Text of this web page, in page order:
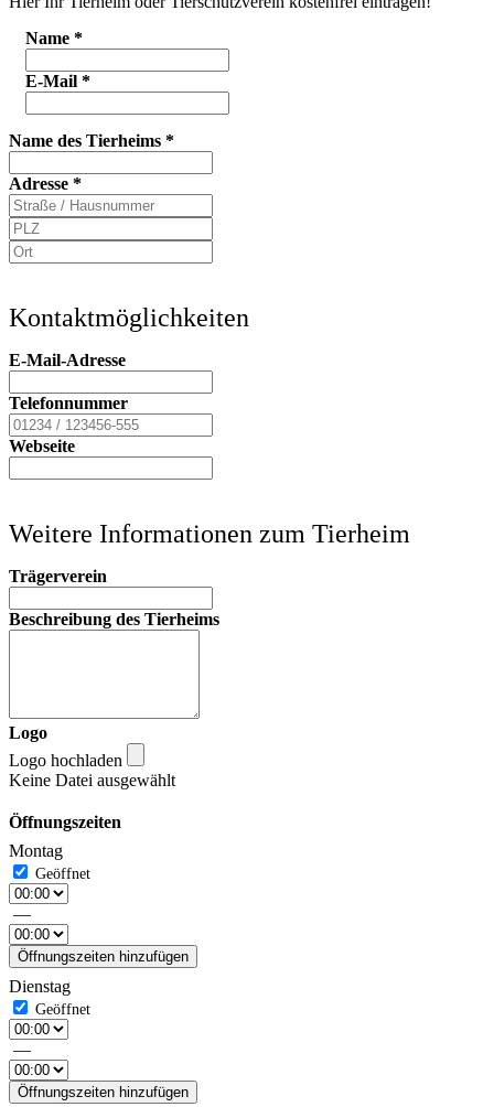
Name *
E-Mail *
Name des Tierheims *
Adresse *
Kontaktmöglichkeiten
E-Mail-Adresse
Telefonnummer
Webseite
Weitere Informationen zum Tierheim
Trägerverein
Beschreibung des Tierheims
Logo
Logo hochladen
Keine Datei ausgewählt
Öffnungszeiten
Montag
—
Öffnungszeiten hinzufügen
Dienstag
—
Öffnungszeiten hinzufügen